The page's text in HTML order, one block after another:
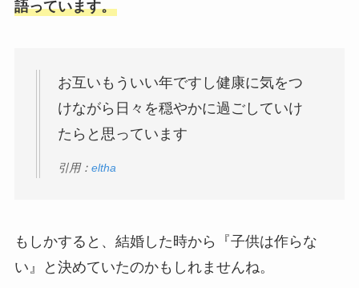
語っています。
お互いもういい年ですし健康に気をつ
けながら日々を穏やかに過ごしていけ
たらと思っています
引用： eltha
もしかすると、結婚した時から『子供は作らな
い』と決めていたのかもしれませんね。